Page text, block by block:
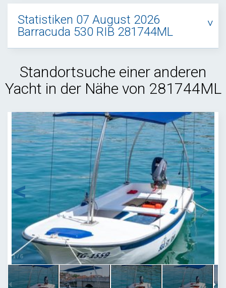
Statistiken 07 August 2026
Barracuda 530 RIB 281744ML
Standortsuche einer anderen
Yacht in der Nähe von 281744ML
1/ 6